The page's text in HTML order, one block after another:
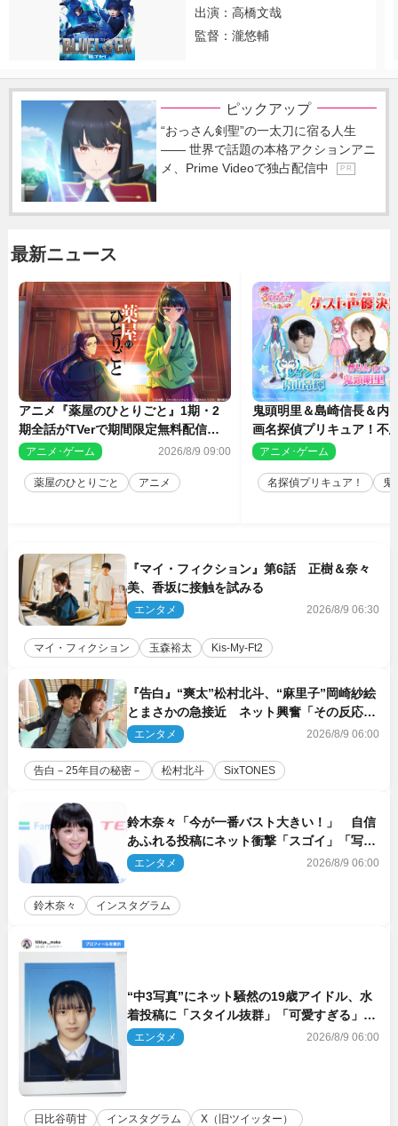
出演：高橋文哉
監督：瀧悠輔
ピックアップ
“おっさん剣聖”の一太刀に宿る人生
―― 世界で話題の本格アクションアニ
メ、Prime Videoで独占配信中
P R
最新ニュース
アニメ『薬屋のひとりごと』1期・2
期全話がTVerで期間限定無料配信決
定アニメ･ゲーム 2026/8/9 09:00
薬屋のひとりごと アニメ
鬼頭明里＆島崎信長＆内
画名探偵プリキュア！不
人の秘密』ゲスト声優に
アニメ･ゲーム
名探偵プリキュア！ 鬼
『マイ・フィクション』第6話 正樹＆奈々
美、香坂に接触を試みる
エンタメ 2026/8/9 06:30
マイ・フィクション 玉森裕太 Kis‐My‐Ft2
『告白』“爽太”松村北斗、“麻里子”岡崎紗絵
とまさかの急接近 ネット興奮「その反応
は」「いいの!?」（ネタバレあり）
エンタメ 2026/8/9 06:00
告白－25年目の秘密－ 松村北斗 SixTONES
鈴木奈々「今が一番バスト大きい！」 自信
あふれる投稿にネット衝撃「スゴイ」「写真
集を出して欲しい」
エンタメ 2026/8/9 06:00
鈴木奈々 インスタグラム
“中3写真”にネット騒然の19歳アイドル、水
着投稿に「スタイル抜群」「可愛すぎる」と
絶賛の声
エンタメ 2026/8/9 06:00
日比谷萌甘 インスタグラム X（旧ツイッター）